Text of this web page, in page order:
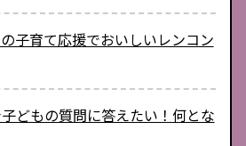
子育て応援でおいしいレンコン
どもの質問に答えたい！何とな